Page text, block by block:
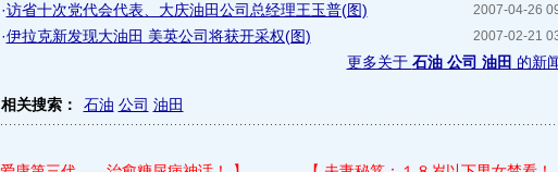
2007-04-26
·访省十次党代会代表、大庆油田公司总经理王玉普(图)
2007-02-21
·伊拉克新发现大油田 美英公司将获开采权(图)
更多关于 石油 公司 油田 的新
相关搜索： 石油 公司 油田